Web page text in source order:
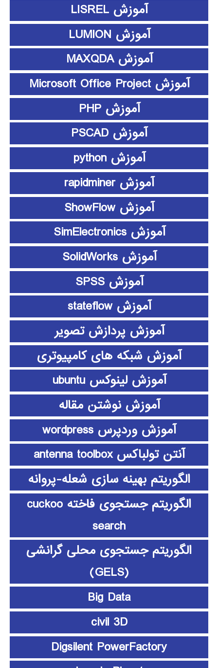
آموزش LISREL
آموزش LUMION
آموزش MAXQDA
آموزش Microsoft Office Project
آموزش PHP
آموزش PSCAD
آموزش python
آموزش rapidminer
آموزش ShowFlow
آموزش SimElectronics
آموزش SolidWorks
آموزش SPSS
آموزش stateflow
آموزش پردازش تصویر
آموزش شبکه های کامپیوتری
آموزش لینوکس ubuntu
آموزش نوشتن مقاله
آموزش وردپرس wordpress
آنتن تولباکس antenna toolbox
الگوریتم بهینه سازی شعله-پروانه
الگوریتم جستجوی فاخته cuckoo
search
الگوریتم جستجوی محلی گرانشی
(GELS)
Big Data
civil 3D
Digsilent PowerFactory